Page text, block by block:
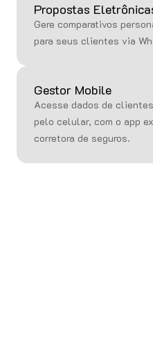
Propostas
Gere comparativos
para seus clientes via
Gestor Mobile
Acesse dados de
pelo celular, com o app
corretora de seguros.